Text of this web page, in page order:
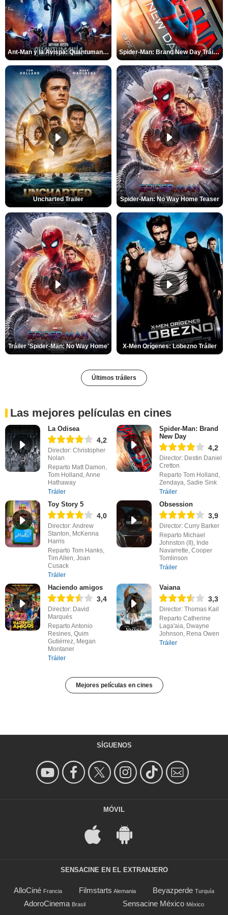
Ant-Man y la Avispa: Quantumanía Tráiler (2) Spider-Man: Brand New Day Tráiler (3)
Uncharted Trailer Spider-Man: No Way Home Teaser
Tráiler 'Spider-Man: No Way Home' X-Men Orígenes: Lobezno Tráiler
Últimos tráilers
Las mejores películas en cines
La Odisea
4,2
Director: Christopher
Nolan
Reparto Matt Damon,
Tom Holland, Anne
Hathaway
Tráiler
Spider-Man: Brand
New Day
4,2
Director: Destin Daniel
Cretton
Reparto Tom Holland,
Zendaya, Sadie Sink
Tráiler
Toy Story 5
4,0
Director: Andrew
Stanton, McKenna
Harris
Reparto Tom Hanks,
Tim Allen, Joan
Cusack
Tráiler
Obsession
3,9
Director: Curry Barker
Reparto Michael
Johnston (II), Inde
Navarrette, Cooper
Tomlinson
Tráiler
Haciendo amigos
3,4
Director: David
Marqués
Reparto Antonio
Resines, Quim
Gutiérrez, Megan
Montaner
Tráiler
Vaiana
3,3
Director: Thomas Kail
Reparto Catherine
Laga'aia, Dwayne
Johnson, Rena Owen
Tráiler
Mejores películas en cines
SÍGUENOS
MÓVIL
SENSACINE EN EL EXTRANJERO
AlloCiné Francia Filmstarts Alemania Beyazperde Turquía
AdoroCinema Brasil Sensacine México México